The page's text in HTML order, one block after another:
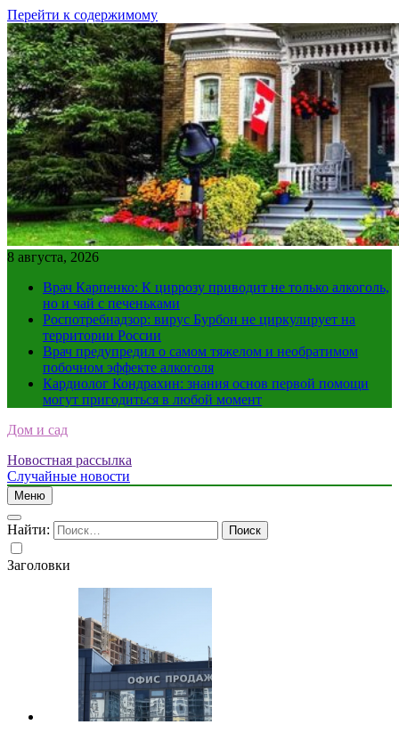
Перейти к содержимому
8 августа, 2026
Врач Карпенко: К циррозу приводит не только алкоголь,
но и чай с печеньками
Роспотребнадзор: вирус Бурбон не циркулирует на
территории России
Врач предупредил о самом тяжелом и необратимом
побочном эффекте алкоголя
Кардиолог Кондрахин: знания основ первой помощи
могут пригодиться в любой момент
Дом и сад
Новостная рассылка
Случайные новости
Меню
Найти:
Заголовки